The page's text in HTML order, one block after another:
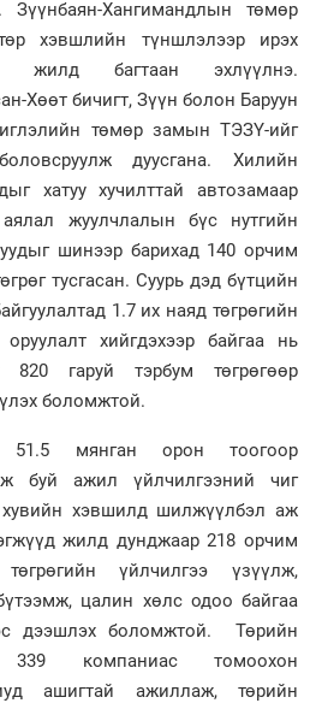
Зүүнбаян-Хангимандлын төмөр
хэвшлийн түншлэлээр ирэх
жилд багтаан эхлүүлнэ.
Хөөт бичигт, Зүүн болон Баруун
төмөр замын ТЭЗҮ-ийг
дуусгана. Хилийн
хатуу хучилттай автозамаар
жуулчлалын бүс нутгийн
шинээр барихад 140 орчим
тусгасан. Суурь дэд бүтцийн
1.7 их наяд төгрөгийн
оруулалт хийгдэхээр байгаа нь
820 гаруй тэрбум төгрөгөөр
боломжтой.
51.5 мянган орон тоогоор
буй ажил үйлчилгээний чиг
хувийн хэвшилд шилжүүлбэл аж
жилд дунджаар 218 орчим
үйлчилгээ үзүүлж,
цалин хөлс одоо байгаа
дээшлэх боломжтой. Төрийн
компаниас томоохон
ашигтай ажиллаж, төрийн